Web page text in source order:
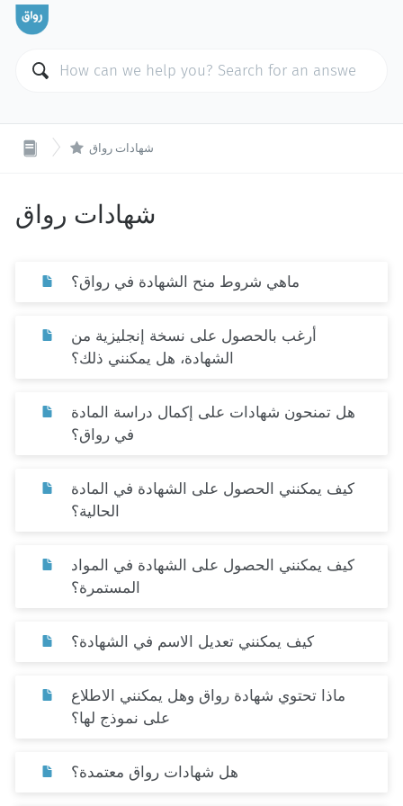
 شهادات رواق
شهادات رواق
ماهي شروط منح الشهادة في رواق؟
أرغب بالحصول على نسخة إنجليزية من
الشهادة، هل يمكنني ذلك؟
هل تمنحون شهادات على إكمال دراسة المادة
في رواق؟
كيف يمكنني الحصول على الشهادة في المادة
الحالية؟
كيف يمكنني الحصول على الشهادة في المواد
المستمرة؟
كيف يمكنني تعديل الاسم في الشهادة؟
ماذا تحتوي شهادة رواق وهل يمكنني الاطلاع
على نموذج لها؟
هل شهادات رواق معتمدة؟